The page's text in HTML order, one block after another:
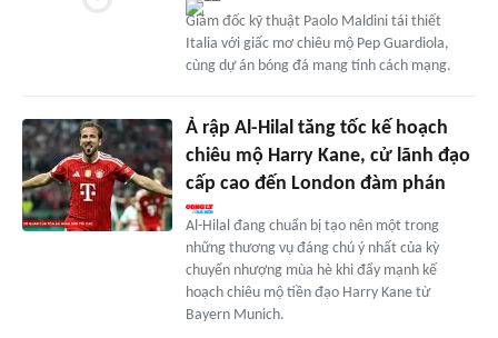
Giám đốc kỹ thuật Paolo Maldini tái thiết
Italia với giấc mơ chiêu mộ Pep Guardiola,
cùng dự án bóng đá mang tính cách mạng.
Ả rập Al-Hilal tăng tốc kế hoạch
chiêu mộ Harry Kane, cử lãnh đạo
cấp cao đến London đàm phán
Al-Hilal đang chuẩn bị tạo nên một trong
những thương vụ đáng chú ý nhất của kỳ
chuyển nhượng mùa hè khi đẩy mạnh kế
hoạch chiêu mộ tiền đạo Harry Kane từ
Bayern Munich.